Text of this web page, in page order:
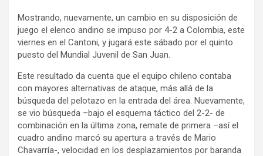
Mostrando, nuevamente, un cambio en su disposición de
juego el elenco andino se impuso por 4-2 a Colombia, este
viernes en el Cantoni, y jugará este sábado por el quinto
puesto del Mundial Juvenil de San Juan.
Este resultado da cuenta que el equipo chileno contaba
con mayores alternativas de ataque, más allá de la
búsqueda del pelotazo en la entrada del área. Nuevamente,
se vio búsqueda –bajo el esquema táctico del 2-2- de
combinación en la última zona, remate de primera –así el
cuadro andino marcó su apertura a través de Mario
Chavarría-, velocidad en los desplazamientos por baranda